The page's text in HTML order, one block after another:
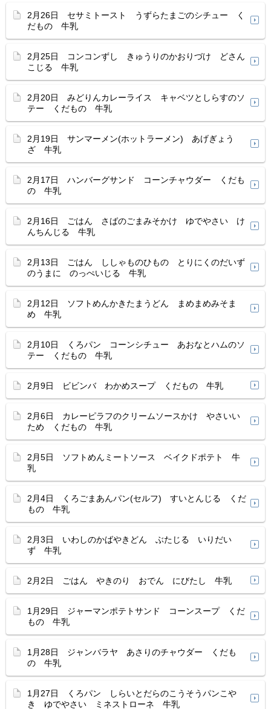
2月26日 セサミトースト うずらたまごのシチュー く
だもの 牛乳
2月25日 コンコンずし きゅうりのかおりづけ どさん
こじる 牛乳
2月20日 みどりんカレーライス キャベツとしらすのソ
テー くだもの 牛乳
2月19日 サンマーメン(ホットラーメン) あげぎょう
ざ 牛乳
2月17日 ハンバーグサンド コーンチャウダー くだも
の 牛乳
2月16日 ごはん さばのごまみそかけ ゆでやさい け
んちんじる 牛乳
2月13日 ごはん ししゃものひもの とりにくのだいず
のうまに のっぺいじる 牛乳
2月12日 ソフトめんかきたまうどん まめまめみそま
め 牛乳
2月10日 くろパン コーンシチュー あおなとハムのソ
テー くだもの 牛乳
2月9日 ビビンバ わかめスープ くだもの 牛乳
2月6日 カレーピラフのクリームソースかけ やさいい
ため くだもの 牛乳
2月5日 ソフトめんミートソース ベイクドポテト 牛
乳
2月4日 くろごまあんパン(セルフ) すいとんじる くだ
もの 牛乳
2月3日 いわしのかばやきどん ぶたじる いりだい
ず 牛乳
2月2日 ごはん やきのり おでん にびたし 牛乳
1月29日 ジャーマンポテトサンド コーンスープ くだ
もの 牛乳
1月28日 ジャンバラヤ あさりのチャウダー くだも
の 牛乳
1月27日 くろパン しらいとだらのこうそうパンこや
き ゆでやさい ミネストローネ 牛乳